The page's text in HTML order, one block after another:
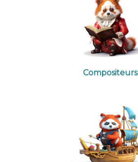
Compositeurs